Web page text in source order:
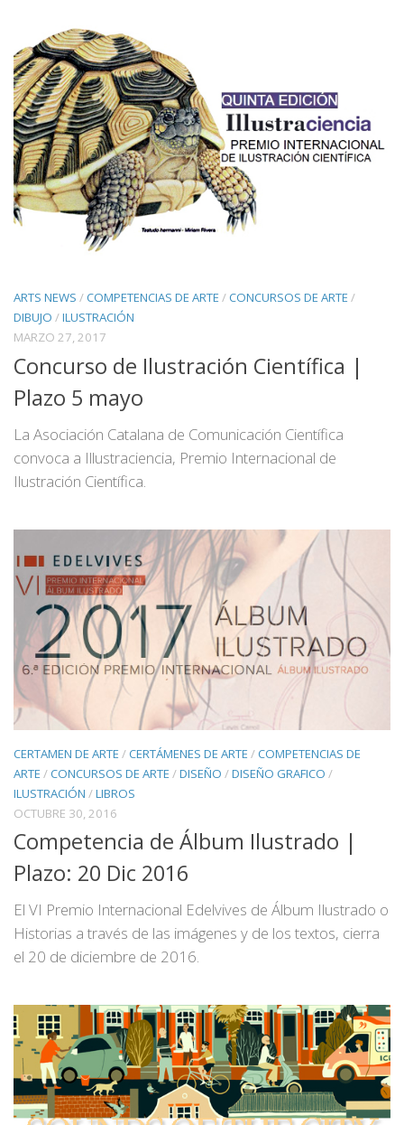
ARTS NEWS /COMPETENCIAS DE ARTE /CONCURSOS DE ARTE /
DIBUJO /ILUSTRACIÓN
MARZO 27, 2017
Concurso de Ilustración Científica |
Plazo 5 mayo
La Asociación Catalana de Comunicación Científica
convoca a Illustraciencia, Premio Internacional de
Ilustración Científica.
CERTAMEN DE ARTE /CERTÁMENES DE ARTE /COMPETENCIAS DE
ARTE /CONCURSOS DE ARTE /DISEÑO /DISEÑO GRAFICO /
ILUSTRACIÓN /LIBROS
OCTUBRE 30, 2016
Competencia de Álbum Ilustrado |
Plazo: 20 Dic 2016
El VI Premio Internacional Edelvives de Álbum Ilustrado o
Historias a través de las imágenes y de los textos, cierra
el 20 de diciembre de 2016.